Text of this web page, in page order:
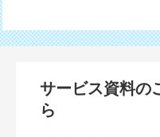
サービス資料の
ら